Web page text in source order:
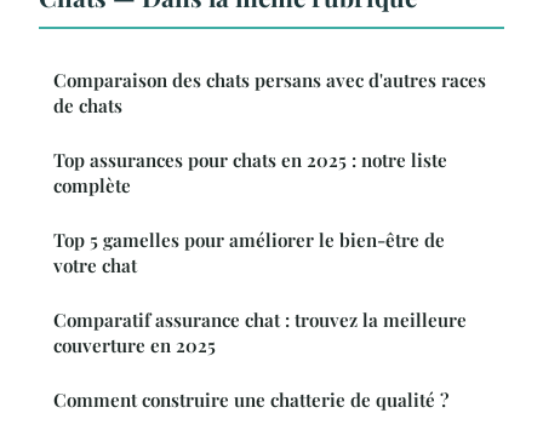
Comparaison des chats persans avec d'autres races
de chats
Top assurances pour chats en 2025 : notre liste
complète
Top 5 gamelles pour améliorer le bien-être de
votre chat
Comparatif assurance chat : trouvez la meilleure
couverture en 2025
Comment construire une chatterie de qualité ?